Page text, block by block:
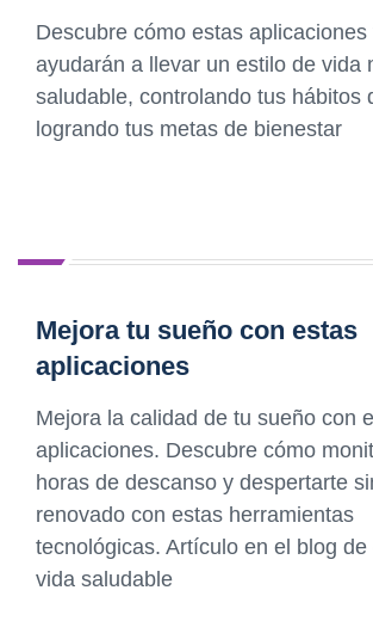
Descubre cómo estas aplicaciones
ayudarán a llevar un estilo de vida
saludable, controlando tus hábitos
logrando tus metas de bienestar
Mejora tu sueño con estas
aplicaciones
Mejora la calidad de tu sueño con
aplicaciones. Descubre cómo
horas de descanso y despertarte
renovado con estas herramientas
tecnológicas. Artículo en el blog de
vida saludable